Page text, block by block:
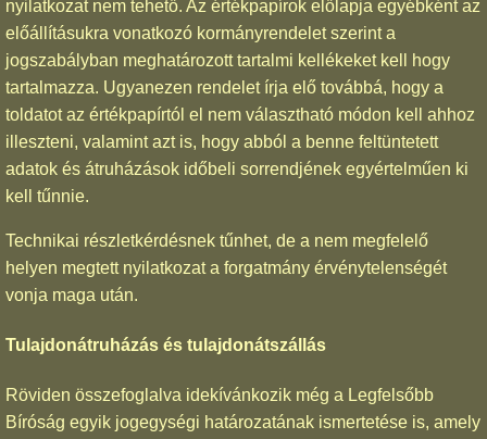
nyilatkozat nem tehető. Az értékpapírok előlapja egyébként az
előállításukra vonatkozó kormányrendelet szerint a
jogszabályban meghatározott tartalmi kellékeket kell hogy
tartalmazza. Ugyanezen rendelet írja elő továbbá, hogy a
toldatot az értékpapírtól el nem választható módon kell ahhoz
illeszteni, valamint azt is, hogy abból a benne feltüntetett
adatok és átruházások időbeli sorrendjének egyértelműen ki
kell tűnnie.
Technikai részletkérdésnek tűnhet, de a nem megfelelő
helyen megtett nyilatkozat a forgatmány érvénytelenségét
vonja maga után.
Tulajdonátruházás és tulajdonátszállás
Röviden összefoglalva idekívánkozik még a Legfelsőbb
Bíróság egyik jogegységi határozatának ismertetése is, amely